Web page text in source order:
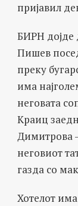
пријавил
БИРН дојде
Пишев
преку
има
неговата
Краиц
Димитрова
неговиот
газда со
Хотелот